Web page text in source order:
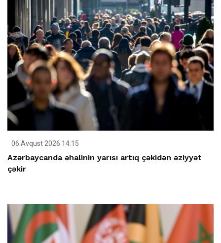
06 Avqust 2026 14:15
Azərbaycanda əhalinin yarısı artıq çəkidən əziyyət
çəkir